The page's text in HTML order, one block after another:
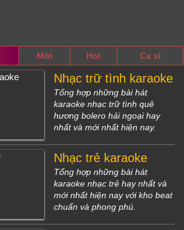
Mới Hot Ca sĩ
Nhạc trữ tình karaoke
Tổng hợp những bài hát
karaoke nhạc trữ tình quê
hương bolero hải ngoại hay
nhất và mới nhất hiện nay.
Nhạc trẻ karaoke
Tổng hợp những bài hát
karaoke nhạc trẻ hay nhất và
mới nhất hiện nay với kho beat
chuẩn và phong phú.